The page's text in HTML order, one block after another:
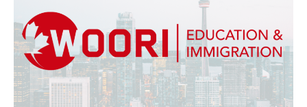
seu
orçamento
em
Toronto